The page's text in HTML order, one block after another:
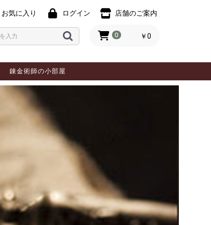
お気に入り ログイン 店舗のご案内
0 ￥0
錬金術師の小部屋